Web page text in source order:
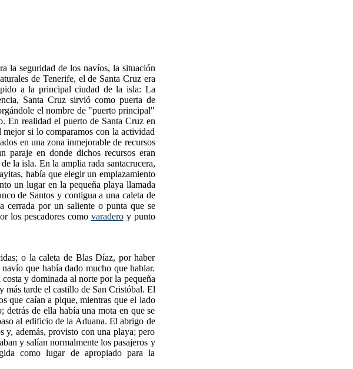
la seguridad de los navíos, la situación
de Tenerife, el de Santa Cruz era
a la principal ciudad de la isla: La
Santa Cruz sirvió como puerta de
el nombre de "puerto principal"
En realidad el puerto de Santa Cruz en
mejor si lo comparamos con la actividad
en una zona inmejorable de recursos
paraje en donde dichos recursos eran
la isla. En la amplia rada santacrucera,
había que elegir un emplazamiento
un lugar en la pequeña playa llamada
de Santos y contigua a una caleta de
cerrada por un saliente o punta que se
los pescadores como varaderoy punto
o la caleta de Blas Díaz, por haber
que había dado mucho que hablar.
y dominada al norte por la pequeña
más tarde el castillo de San Cristóbal. El
que caían a pique, mientras que el lado
detrás de ella había una mota en que se
al edificio de la Aduana. El abrigo de
y, además, provisto con una playa; pero
y salían normalmente los pasajeros y
como lugar de apropiado para la